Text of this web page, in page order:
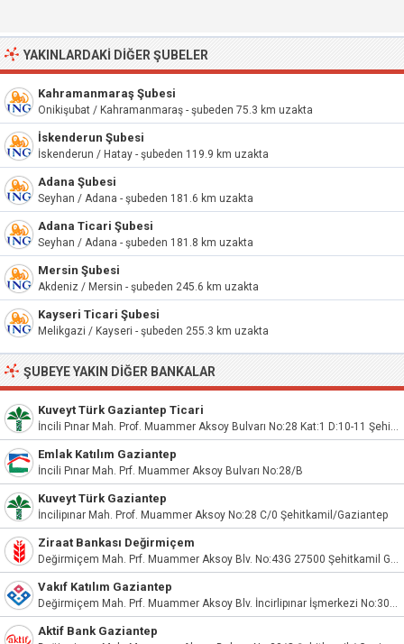
YAKINLARDAKI DIĞER ŞUBELER
Kahramanmaraş Şubesi
Onikişubat / Kahramanmaraş - şubeden 75.3 km uzakta
İskenderun Şubesi
İskenderun / Hatay - şubeden 119.9 km uzakta
Adana Şubesi
Seyhan / Adana - şubeden 181.6 km uzakta
Adana Ticari Şubesi
Seyhan / Adana - şubeden 181.8 km uzakta
Mersin Şubesi
Akdeniz / Mersin - şubeden 245.6 km uzakta
Kayseri Ticari Şubesi
Melikgazi / Kayseri - şubeden 255.3 km uzakta
ŞUBEYE YAKIN DIĞER BANKALAR
Kuveyt Türk Gaziantep Ticari
İncili Pınar Mah. Prof. Muammer Aksoy Bulvarı No:28 Kat:1 D:10-11 Şehitkamil/Gaziantep
Emlak Katılım Gaziantep
İncili Pınar Mah. Prf. Muammer Aksoy Bulvarı No:28/B
Kuveyt Türk Gaziantep
İncilipınar Mah. Prof. Muammer Aksoy No:28 C/0 Şehitkamil/Gaziantep
Ziraat Bankası Değirmiçem
Değirmiçem Mah. Prf. Muammer Aksoy Blv. No:43G 27500 Şehitkamil Gaziantep
Vakıf Katılım Gaziantep
Değirmiçem Mah. Prf. Muammer Aksoy Blv. İncirlipınar İşmerkezi No:30E Şehitkamil/Gaziantep
Aktif Bank Gaziantep